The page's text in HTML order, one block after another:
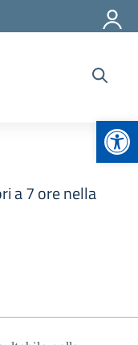
a 7 ore nella